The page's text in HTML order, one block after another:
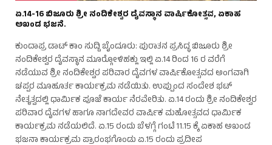
ಏ.14-16 ಬಿಜೂರು ಶ್ರೀ ನಂದಿಕೇಶ್ವರ ದೈವಸ್ಥಾನ ವಾರ್ಷಿಕೋತ್ಸವ, ಏಕಾಹ
ಅಖಂಡ ಭಜನೆ.
ಕುಂದಾಪ್ರ ಡಾಟ್ ಕಾಂ ಸುದ್ದಿ ಬೈಂದೂರು: ಪುರಾತನ ಪ್ರಸಿದ್ಧ ಬಿಜೂರು ಶ್ರೀ
ನಂದಿಕೇಶ್ವರ ದೈವಸ್ಥಾನ ಮೂರ‍್ಗೋಳಿಹಕ್ಲು ಇಲ್ಲಿ ಏ.14 ರಿಂದ 16 ರ ವರೆಗೆ
ನಡೆಯುವ ಶ್ರೀ ನಂದಿಕೇಶ್ವರ ಪರಿವಾರ ದೈವಗಳ ವಾರ್ಷಿಕೋತ್ಸವದ ಅಂಗವಾಗಿ
ಚಪ್ಪರ ಮೂಹೂರ್ತ ಕಾರ್ಯಕ್ರಮ ನಡೆಯಿತು. ಉಪ್ಪುಂದ ಸಂದೇಶ ಭಟ್
ನೇತೃತ್ವದಲ್ಲಿ ಧಾರ್ಮಿಕ ಪೂಜೆ ಕಾರ್ಯ ನೆರವೇರಿತು. ಏ.14 ರಂದು ಶ್ರೀ ನಂದಿಕೇಶ್ವರ
ಪರಿವಾರ ದೈವಗಳ ಹಾಗೂ ನಾಗದೇವರ ವಾರ್ಷಿಕ ಮಹೋತ್ಸವದ ಧಾರ್ಮಿಕ
ಕಾರ್ಯಕ್ರಮ ನಡೆಯಲಿದೆ. ಏ.15 ರಂದು ಬೆಳಗ್ಗೆ ಗಂಟೆ 11.15 ಕ್ಕೆ ಏಕಾಹ ಅಖಂಡ
ಭಜನಾ ಕಾರ್ಯಕ್ರಮ ಪ್ರಾರಂಭಗೊಂಡು ಏ.15 ರಂದು ಪ್ರದೀಪ